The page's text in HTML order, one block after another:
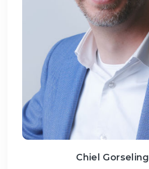
Chiel Gorseling